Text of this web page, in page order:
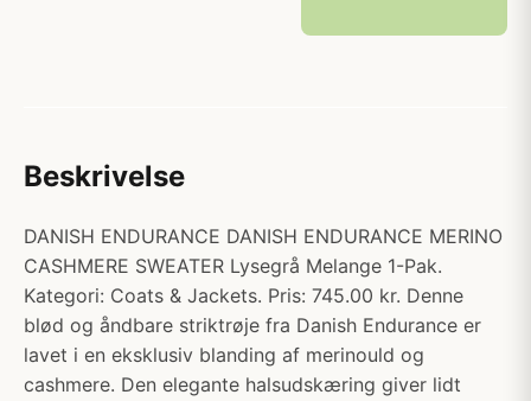
Beskrivelse
DANISH ENDURANCE DANISH ENDURANCE MERINO
CASHMERE SWEATER Lysegrå Melange 1-Pak.
Kategori: Coats & Jackets. Pris: 745.00 kr. Denne
blød og åndbare striktrøje fra Danish Endurance er
lavet i en eksklusiv blanding af merinould og
cashmere. Den elegante halsudskæring giver lidt